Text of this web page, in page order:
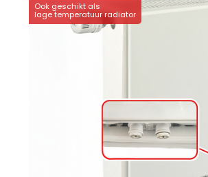
Ook geschikt als
lage temperatuur radiator